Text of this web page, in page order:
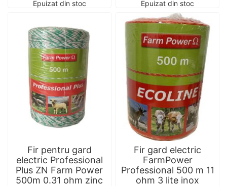
Epuizat din stoc Epuizat din stoc
Fir pentru gard
electric Professional
Plus ZN Farm Power
500m 0.31 ohm zinc
Fir gard electric
FarmPower
Professional 500 m 11
ohm 3 lite inox